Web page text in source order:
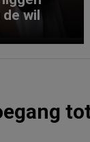
de wil